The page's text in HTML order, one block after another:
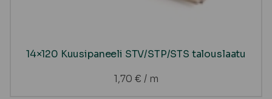
14×120 Kuusipaneeli STV/STP/STS talouslaatu
1,70 € / m